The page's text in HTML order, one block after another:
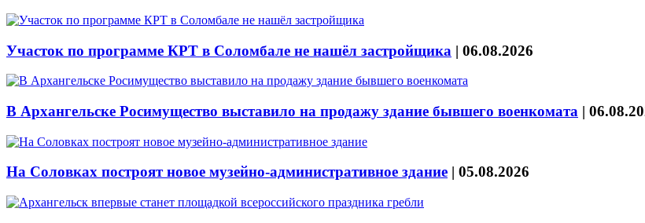
Участок по программе КРТ в Соломбале не нашёл застройщика | 06.08.2026
В Архангельске Росимущество выставило на продажу здание бывшего военкомата |
На Соловках построят новое музейно-административное здание | 05.08.2026